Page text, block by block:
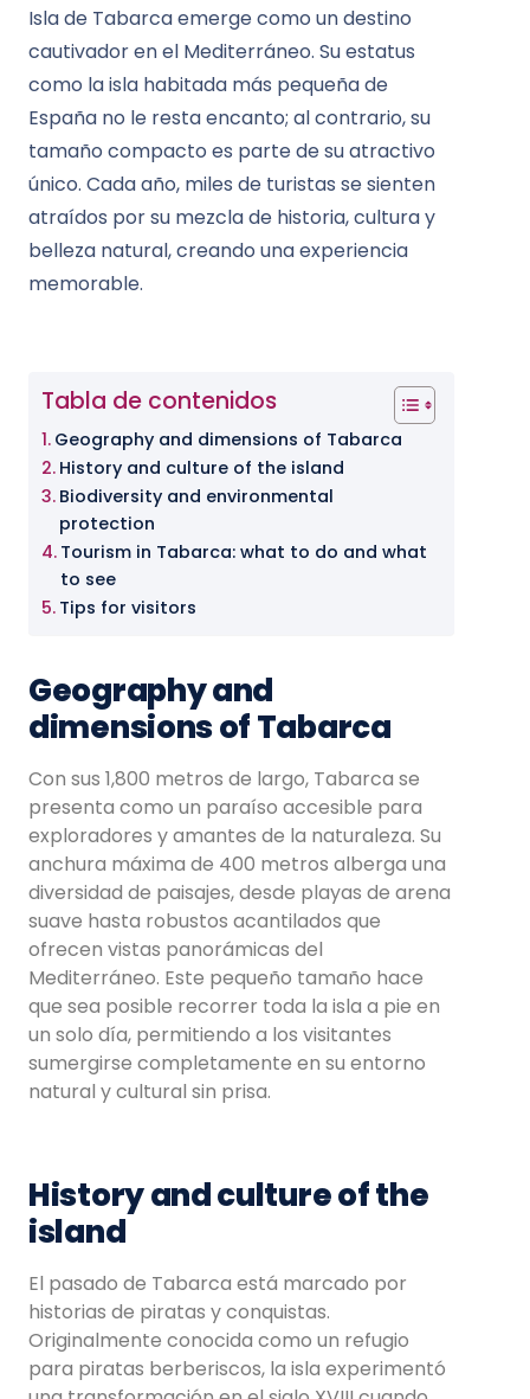
Isla de Tabarca emerge como un destino
cautivador en el Mediterráneo. Su estatus
como la isla habitada más pequeña de
España no le resta encanto; al contrario, su
tamaño compacto es parte de su atractivo
único. Cada año, miles de turistas se sienten
atraídos por su mezcla de historia, cultura y
belleza natural, creando una experiencia
memorable.
Tabla de contenidos
Geography and dimensions of Tabarca
History and culture of the island
Biodiversity and environmental
protection
Tourism in Tabarca: what to do and what
to see
Tips for visitors
Geography and
dimensions of Tabarca
Con sus 1,800 metros de largo, Tabarca se
presenta como un paraíso accesible para
exploradores y amantes de la naturaleza. Su
anchura máxima de 400 metros alberga una
diversidad de paisajes, desde playas de arena
suave hasta robustos acantilados que
ofrecen vistas panorámicas del
Mediterráneo. Este pequeño tamaño hace
que sea posible recorrer toda la isla a pie en
un solo día, permitiendo a los visitantes
sumergirse completamente en su entorno
natural y cultural sin prisa.
History and culture of the
island
El pasado de Tabarca está marcado por
historias de piratas y conquistas.
Originalmente conocida como un refugio
para piratas berberiscos, la isla experimentó